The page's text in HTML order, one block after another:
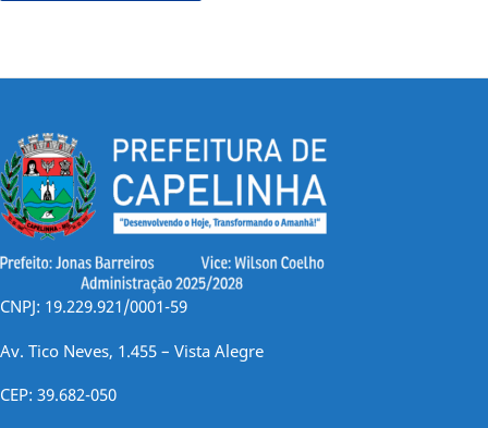
CNPJ: 19.229.921/0001-59
Av. Tico Neves, 1.455 – Vista Alegre
CEP: 39.682-050